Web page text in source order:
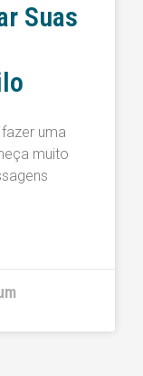
Suas
uma
muito